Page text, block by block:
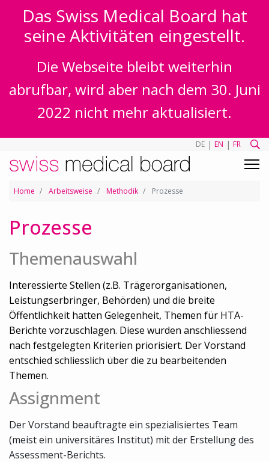
Das Swiss Medical Board hat
seine Aktivitäten eingestellt.
Die Webseite bleibt weiterhin
abrufbar, wird aber nach dem 30. Juni
2022 nicht mehr aktualisiert.
DE | EN | FR
Home Arbeitsweise Methodik Prozesse
Prozesse
Themenauswahl
Interessierte Stellen (z.B. Trägerorganisationen,
Leistungserbringer, Behörden) und die breite
Öffentlichkeit hatten Gelegenheit, Themen für HTA-
Berichte vorzuschlagen. Diese wurden anschliessend
nach festgelegten Kriterien priorisiert. Der Vorstand
entschied schliesslich über die zu bearbeitenden
Themen.
Assignment
Der Vorstand beauftragte ein spezialisiertes Team
(meist ein universitäres Institut) mit der Erstellung des
Assessment-Berichts.